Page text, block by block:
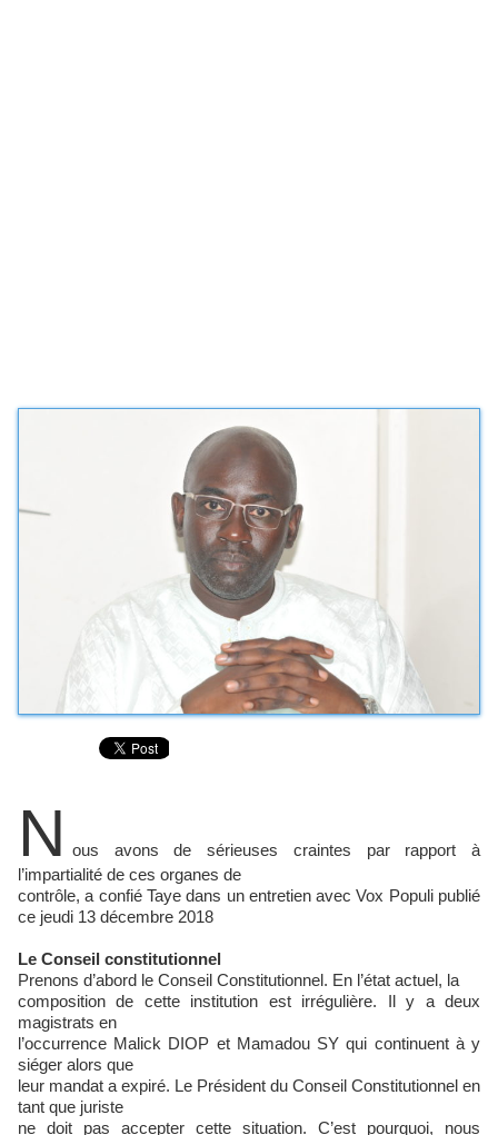
N ous avons de sérieuses craintes par rapport à
l’impartialité de ces organes de
contrôle, a confié Taye dans un entretien avec Vox Populi publié
ce jeudi 13 décembre 2018
Le Conseil constitutionnel
Prenons d’abord le Conseil Constitutionnel. En l’état actuel, la
composition de cette institution est irrégulière. Il y a deux
magistrats en
l’occurrence Malick DIOP et Mamadou SY qui continuent à y
siéger alors que
leur mandat a expiré. Le Président du Conseil Constitutionnel en
tant que juriste
ne doit pas accepter cette situation. C’est pourquoi, nous